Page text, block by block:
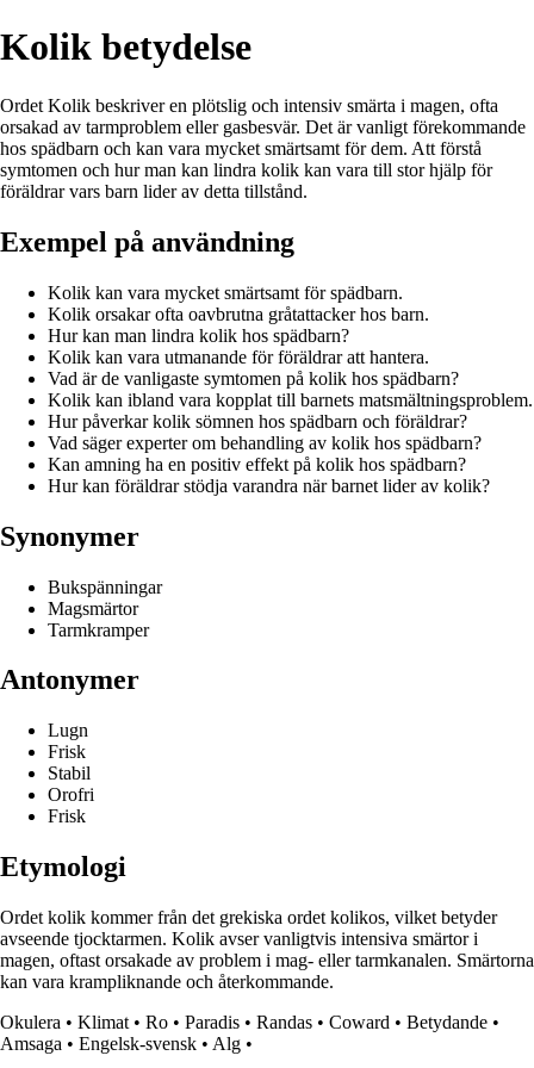
Kolik betydelse
Ordet Kolik beskriver en plötslig och intensiv smärta i magen, ofta
orsakad av tarmproblem eller gasbesvär. Det är vanligt förekommande
hos spädbarn och kan vara mycket smärtsamt för dem. Att förstå
symtomen och hur man kan lindra kolik kan vara till stor hjälp för
föräldrar vars barn lider av detta tillstånd.
Exempel på användning
Kolik kan vara mycket smärtsamt för spädbarn.
Kolik orsakar ofta oavbrutna gråtattacker hos barn.
Hur kan man lindra kolik hos spädbarn?
Kolik kan vara utmanande för föräldrar att hantera.
Vad är de vanligaste symtomen på kolik hos spädbarn?
Kolik kan ibland vara kopplat till barnets matsmältningsproblem.
Hur påverkar kolik sömnen hos spädbarn och föräldrar?
Vad säger experter om behandling av kolik hos spädbarn?
Kan amning ha en positiv effekt på kolik hos spädbarn?
Hur kan föräldrar stödja varandra när barnet lider av kolik?
Synonymer
Bukspänningar
Magsmärtor
Tarmkramper
Antonymer
Lugn
Frisk
Stabil
Orofri
Frisk
Etymologi
Ordet kolik kommer från det grekiska ordet kolikos, vilket betyder
avseende tjocktarmen. Kolik avser vanligtvis intensiva smärtor i
magen, oftast orsakade av problem i mag- eller tarmkanalen. Smärtorna
kan vara krampliknande och återkommande.
Okulera • Klimat • Ro • Paradis • Randas • Coward • Betydande •
Amsaga • Engelsk-svensk • Alg •